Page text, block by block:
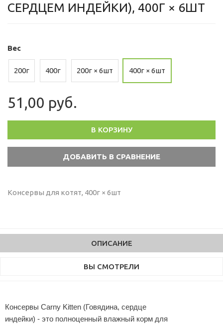
СЕРДЦЕМ ИНДЕЙКИ), 400Г × 6ШТ
Вес
200г 400г 200г × 6шт 400г × 6шт
51,00 руб.
В КОРЗИНУ
Консервы для котят, 400г × 6шт
ОПИСАНИЕ
ВЫ СМОТРЕЛИ
Консервы Carny Kitten (Говядина, сердце
индейки) - это полноценный влажный корм для